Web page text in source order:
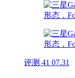
评测 41 07.31